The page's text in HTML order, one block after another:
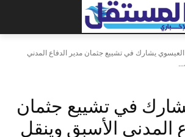
العيسوي يشارك في تشييع جثمان مدير الدفاع المدني
في تشييع جثمان
المدني الأسبق وينقل